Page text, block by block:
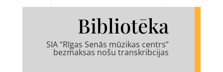
Bibliotēka
SIA “Rīgas Senās mūzikas centrs”
bezmaksas nošu transkribcijas